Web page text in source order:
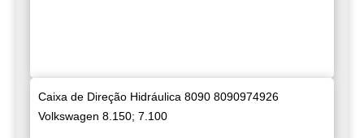
Caixa de Direção Hidráulica 8090 8090974926
Volkswagen 8.150; 7.100